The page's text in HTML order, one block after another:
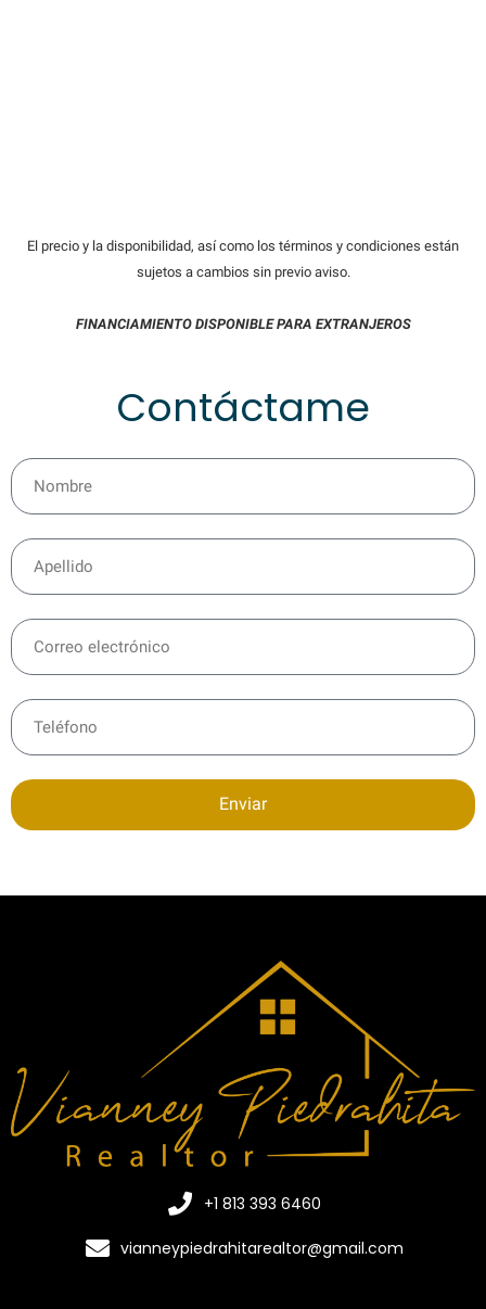
El precio y la disponibilidad, así como los términos y condiciones están
sujetos a cambios sin previo aviso.
FINANCIAMIENTO DISPONIBLE PARA EXTRANJEROS
Contáctame
Enviar
+1 813 393 6460
vianneypiedrahitarealtor@gmail.com